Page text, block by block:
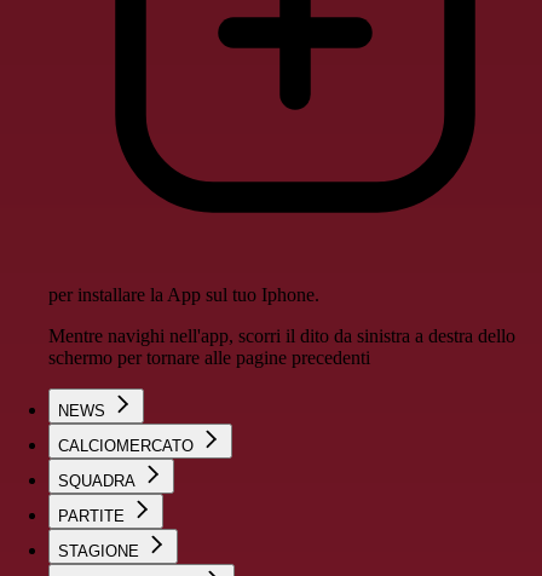
per installare la App sul tuo Iphone.
Mentre navighi nell'app, scorri il dito da sinistra a destra dello
schermo per tornare alle pagine precedenti
NEWS
CALCIOMERCATO
SQUADRA
PARTITE
STAGIONE